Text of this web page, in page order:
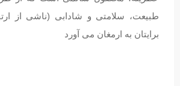
طبیعت، سلامتی و شادابی (ناشی از
برایتان به ارمغان می آورد